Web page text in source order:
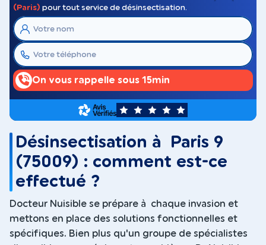
(Paris) pour tout service de désinsectisation.
On vous rappelle sous 15min
5
Désinsectisation à Paris 9
(75009) : comment est-ce
effectué ?
Docteur Nuisible se prépare à chaque invasion et
mettons en place des solutions fonctionnelles et
spécifiques. Bien plus qu'un groupe de spécialistes